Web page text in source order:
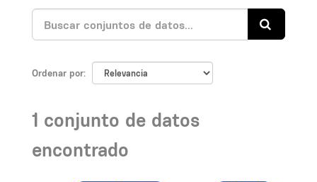
Ordenar por
1 conjunto de datos
encontrado